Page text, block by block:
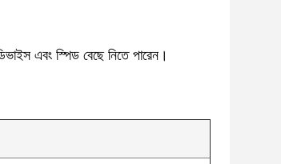
এবং স্পিড বেছে নিতে পারেন।